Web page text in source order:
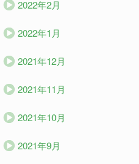
2022年2月
2022年1月
2021年12月
2021年11月
2021年10月
2021年9月